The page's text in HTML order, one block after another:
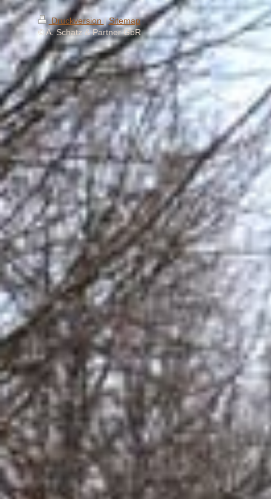
Druckversion| Sitemap
© A. Schatz & Partner GbR